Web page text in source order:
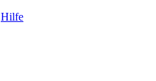
Hilfe